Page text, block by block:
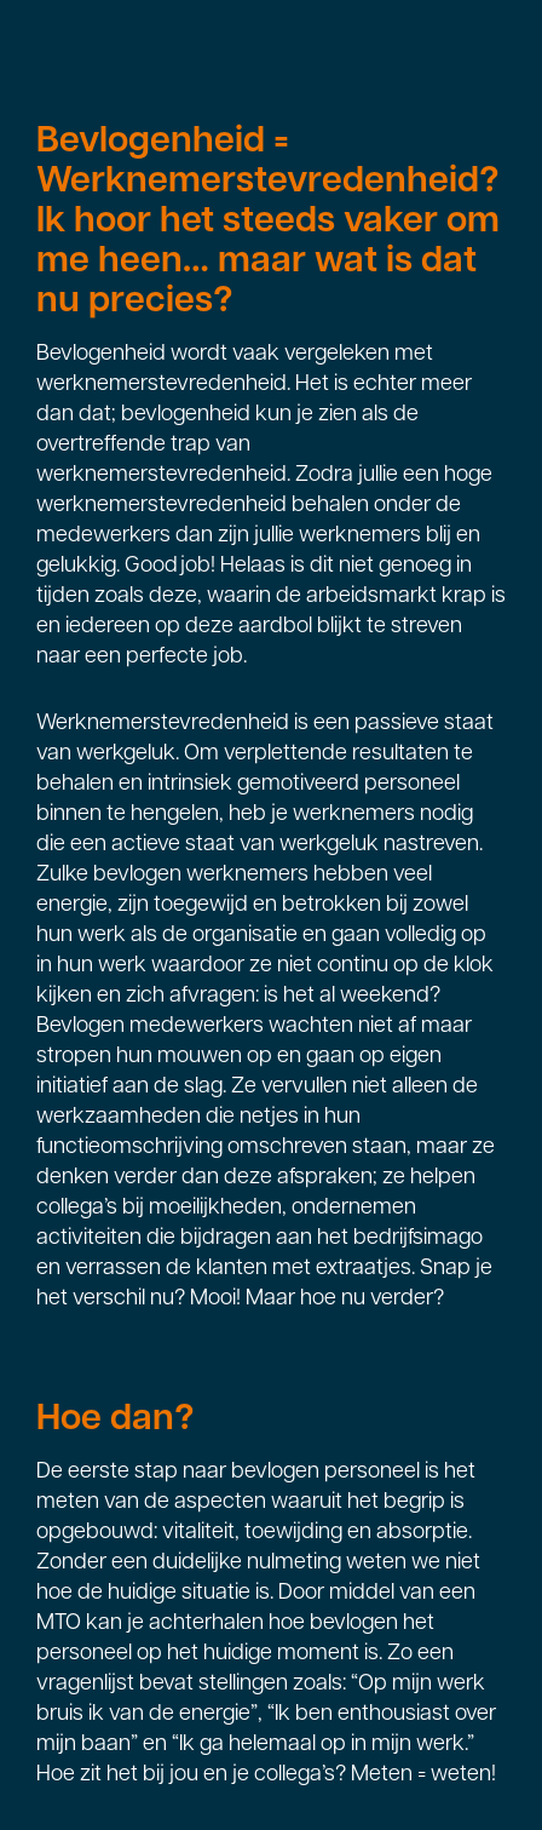
Bevlogenheid =
Werknemerstevredenheid?
Ik hoor het steeds vaker om
me heen… maar wat is dat
nu precies?
Bevlogenheid wordt vaak vergeleken met
werknemerstevredenheid. Het is echter meer
dan dat; bevlogenheid kun je zien als de
overtreffende trap van
werknemerstevredenheid. Zodra jullie een hoge
werknemerstevredenheid behalen onder de
medewerkers dan zijn jullie werknemers blij en
gelukkig. Good job! Helaas is dit niet genoeg in
tijden zoals deze, waarin de arbeidsmarkt krap is
en iedereen op deze aardbol blijkt te streven
naar een perfecte job.
Werknemerstevredenheid is een passieve staat
van werkgeluk. Om verplettende resultaten te
behalen en intrinsiek gemotiveerd personeel
binnen te hengelen, heb je werknemers nodig
die een actieve staat van werkgeluk nastreven.
Zulke bevlogen werknemers hebben veel
energie, zijn toegewijd en betrokken bij zowel
hun werk als de organisatie en gaan volledig op
in hun werk waardoor ze niet continu op de klok
kijken en zich afvragen: is het al weekend?
Bevlogen medewerkers wachten niet af maar
stropen hun mouwen op en gaan op eigen
initiatief aan de slag. Ze vervullen niet alleen de
werkzaamheden die netjes in hun
functieomschrijving omschreven staan, maar ze
denken verder dan deze afspraken; ze helpen
collega’s bij moeilijkheden, ondernemen
activiteiten die bijdragen aan het bedrijfsimago
en verrassen de klanten met extraatjes. Snap je
het verschil nu? Mooi! Maar hoe nu verder?
Hoe dan?
De eerste stap naar bevlogen personeel is het
meten van de aspecten waaruit het begrip is
opgebouwd: vitaliteit, toewijding en absorptie.
Zonder een duidelijke nulmeting weten we niet
hoe de huidige situatie is. Door middel van een
MTO kan je achterhalen hoe bevlogen het
personeel op het huidige moment is. Zo een
vragenlijst bevat stellingen zoals: “Op mijn werk
bruis ik van de energie”, “Ik ben enthousiast over
mijn baan” en “Ik ga helemaal op in mijn werk.”
Hoe zit het bij jou en je collega’s? Meten = weten!